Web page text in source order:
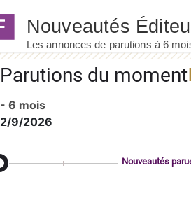
Parutions du moment
- 6 mois
2/9/2026
Nouveautés